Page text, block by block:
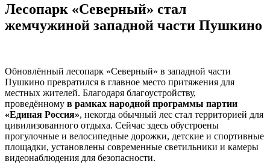
Лесопарк «Северный» стал
жемчужиной западной части Пушкино
Обновлённый лесопарк «Северный» в западной части
Пушкино превратился в главное место притяжения для
местных жителей. Благодаря благоустройству,
проведённому в рамках народной программы партии
«Единая Россия», некогда обычный лес стал территорией для
цивилизованного отдыха. Сейчас здесь обустроены
прогулочные и велосипедные дорожки, детские и спортивные
площадки, установлены современные светильники и камеры
видеонаблюдения для безопасности.